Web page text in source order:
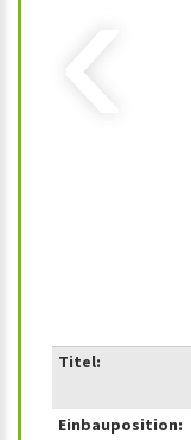
‹
Titel:
Einbauposition: